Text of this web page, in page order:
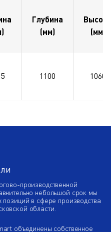
Глубина
(мм)
(мм)
1100 1060
производственной
небольшой срок мы
позиций в сфере производства
области.
объединены собственное